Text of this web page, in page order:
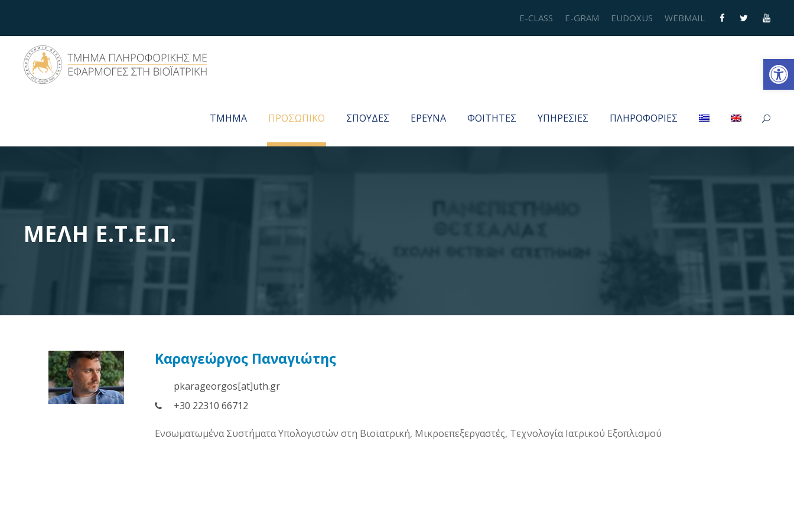
Ανοίξτε τη γραμμή εργαλείων
E-CLASS E-GRAM EUDOXUS WEBMAIL
ΤΜΗΜΑ ΠΡΟΣΩΠΙΚΟ ΣΠΟΥΔΕΣ ΕΡΕΥΝΑ ΦΟΙΤΗΤΕΣ ΥΠΗΡΕΣΙΕΣ ΠΛΗΡΟΦΟΡΙΕΣ
ΜΕΛΗ Ε.Τ.Ε.Π.
Καραγεώργος Παναγιώτης
pkarageorgos[at]uth.gr
+30 22310 66712
Ενσωματωμένα Συστήματα Υπολογιστών στη Βιοϊατρική, Μικροεπεξεργαστές, Τεχνολογία Ιατρικού Εξοπλισμού